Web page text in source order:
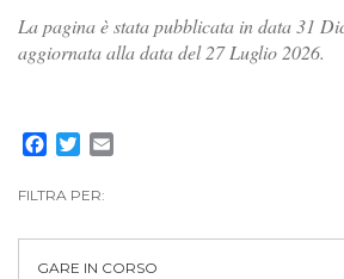
La pagina è stata pubblicata in data 31
aggiornata alla data del 27 Luglio 2026.
Facebook
Twitter
FILTRA PER:
GARE IN CORSO